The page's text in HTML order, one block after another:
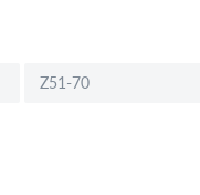
Z51-70